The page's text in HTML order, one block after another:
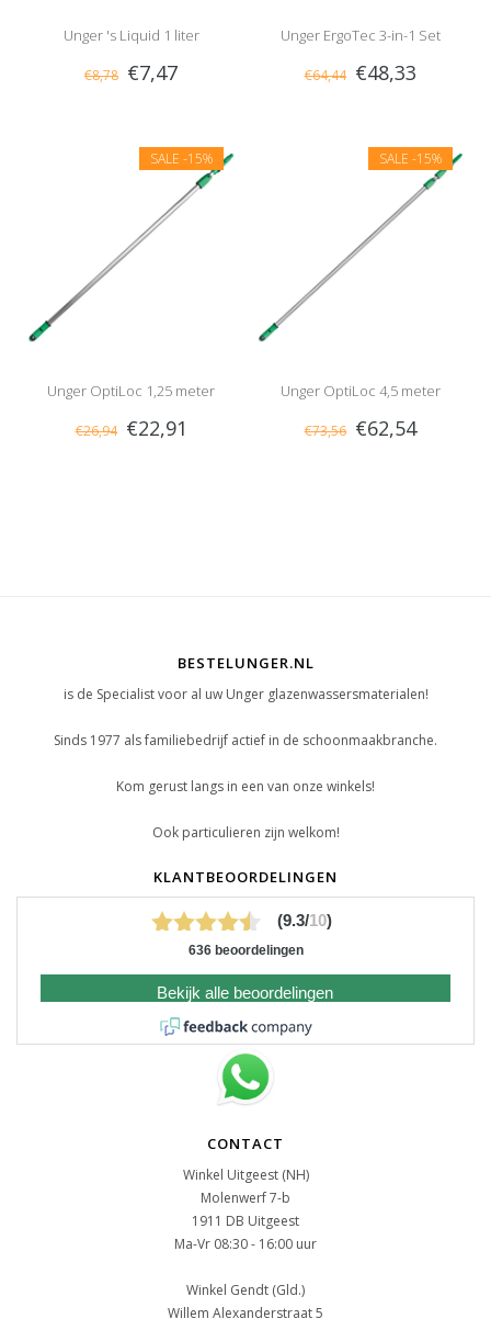
Unger 's Liquid 1 liter
€8,78 €7,47
Unger ErgoTec 3-in-1 Set
€64,44 €48,33
SALE -15%
Unger OptiLoc 1,25 meter
€26,94 €22,91
SALE -15%
Unger OptiLoc 4,5 meter
€73,56 €62,54
BESTELUNGER.NL
is de Specialist voor al uw Unger glazenwassersmaterialen!
Sinds 1977 als familiebedrijf actief in de schoonmaakbranche.
Kom gerust langs in een van onze winkels!
Ook particulieren zijn welkom!
KLANTBEOORDELINGEN
(9.3/10)
636 beoordelingen
Bekijk alle beoordelingen
CONTACT
Winkel Uitgeest (NH)
Molenwerf 7-b
1911 DB Uitgeest
Ma-Vr 08:30 - 16:00 uur
Winkel Gendt (Gld.)
Willem Alexanderstraat 5